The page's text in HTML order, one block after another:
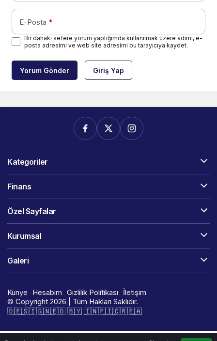
E-Posta *
Bir dahaki sefere yorum yaptığımda kullanılmak üzere adımı, e-
posta adresimi ve web site adresimi bu tarayıcıya kaydet.
Yorum Gönder Giriş Yap
Kategoriler
Finans
Özel Sayfalar
Kurumsal
Galeri
Künye Hesabım Gizlilik Politikası
İletişim
© Copyright 2026 | Tüm Hakları Saklıdır.
🇩​​​​​🇪​​​​​🇸​​​​​🇮​​​​​🇬​​​​​🇳​​​​​🇪​​​​​🇩​​​​​ 🇧​​​​​🇾​​​​​ 🇮​​​​​🇳​​​​​🇫​​​​​🇮​​​​​🇨​​​​​🇷​​​​​🇪​​​​​🇦​​​​​​​​​​